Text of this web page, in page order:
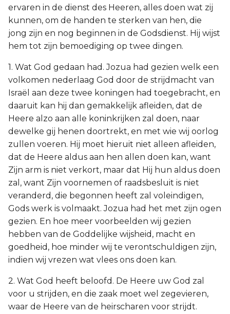
ervaren in de dienst des Heeren, alles doen wat zij
kunnen, om de handen te sterken van hen, die
jong zijn en nog beginnen in de Godsdienst. Hij wijst
hem tot zijn bemoediging op twee dingen.
1. Wat God gedaan had. Jozua had gezien welk een
volkomen nederlaag God door de strijdmacht van
Israël aan deze twee koningen had toegebracht, en
daaruit kan hij dan gemakkelijk afleiden, dat de
Heere alzo aan alle koninkrijken zal doen, naar
dewelke gij henen doortrekt, en met wie wij oorlog
zullen voeren. Hij moet hieruit niet alleen afleiden,
dat de Heere aldus aan hen allen doen kan, want
Zijn arm is niet verkort, maar dat Hij hun aldus doen
zal, want Zijn voornemen of raadsbesluit is niet
veranderd, die begonnen heeft zal voleindigen,
Gods werk is volmaakt. Jozua had het met zijn ogen
gezien. En hoe meer voorbeelden wij gezien
hebben van de Goddelijke wijsheid, macht en
goedheid, hoe minder wij te verontschuldigen zijn,
indien wij vrezen wat vlees ons doen kan.
2. Wat God heeft beloofd. De Heere uw God zal
voor u strijden, en die zaak moet wel zegevieren,
waar de Heere van de heirscharen voor strijdt.